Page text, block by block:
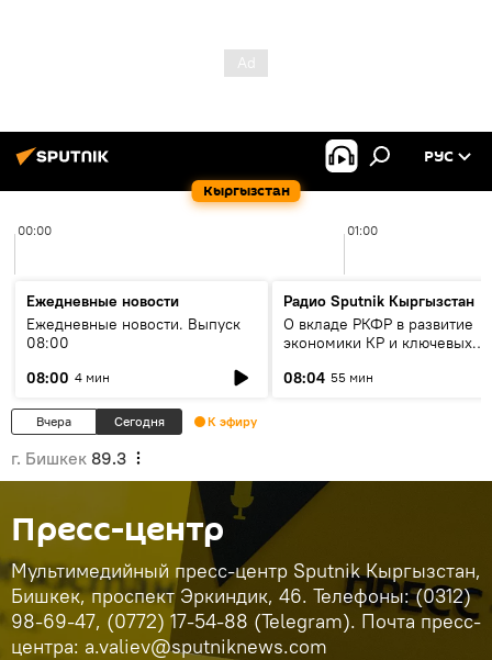
Кыргызстан
РУС
00:00 01:00
Ежедневные новости
Ежедневные новости. Выпуск
08:00
08:00 4 мин
Радио Sputnik Кыргызстан
О вкладе РКФР в развитие
экономики КР и ключевых
08:04 55 мин
Вчера Сегодня К эфиру
г. Бишкек 89.3
Пресс-центр
Мультимедийный пресс-центр Sputnik Кыргызстан,
Бишкек, проспект Эркиндик, 46. Телефоны: (0312)
98-69-47, (0772) 17-54-88 (Telegram). Почта пресс-
центра: a.valiev@sputniknews.com